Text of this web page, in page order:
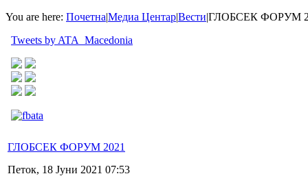
You are here: Почетна|Медиа Центар|Вести|ГЛОБСЕК ФОРУМ
Tweets by ATA_Macedonia
ГЛОБСЕК ФОРУМ 2021
Петок, 18 Јуни 2021 07:53